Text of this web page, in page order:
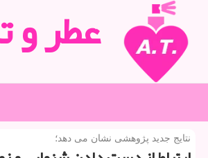
عطر و
نتایج جدید پژوهشی نشان می دهد؛